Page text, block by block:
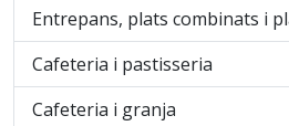
Entrepans, plats combinats i
Cafeteria i pastisseria
Cafeteria i granja